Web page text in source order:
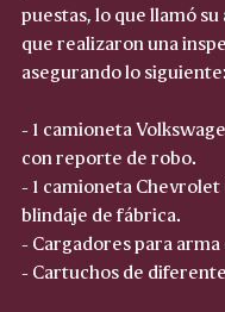
puestas, lo que llamó
que realizaron una
asegurando lo siguiente:
- 1 camioneta
con reporte de robo.
- 1 camioneta
blindaje de fábrica.
- Cargadores para
- Cartuchos de